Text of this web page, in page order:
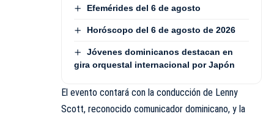
Efemérides del 6 de agosto
Horóscopo del 6 de agosto de 2026
Jóvenes dominicanos destacan en
gira orquestal internacional por Japón
El evento contará con la conducción de Lenny
Scott, reconocido comunicador dominicano, y la